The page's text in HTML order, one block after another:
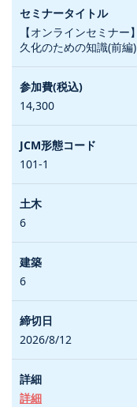
【オンラインセミナ
久化のための知識(前編)
14,300
101-1
6
6
2026/8/12
詳細